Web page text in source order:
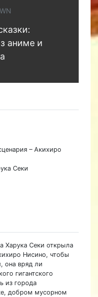
аниме и
– Акихиро
Секи
Харука Секи открыла
Нисино, чтобы
она вряд ли
гигантского
из города
добром мусорном